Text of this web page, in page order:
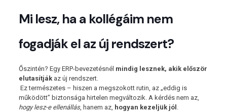
Mi lesz, ha a kollégáim nem
fogadják el az új rendszert?
Őszintén? Egy ERP-bevezetésnél mindig lesznek, akik először
elutasítjákaz új rendszert.
Ez természetes – hiszen a megszokott rutin, az „eddig is
működött” biztonsága hirtelen megváltozik. A kérdés nem az,
hogy lesz-e ellenállás, hanem az, hogyan kezeljük jól .